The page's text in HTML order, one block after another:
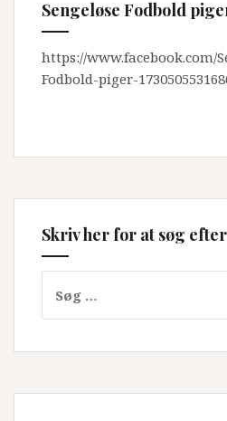
Sengeløse Fodbold
https://www.facebook.com/
Fodbold-piger-
Skriv her for at søg
efter: